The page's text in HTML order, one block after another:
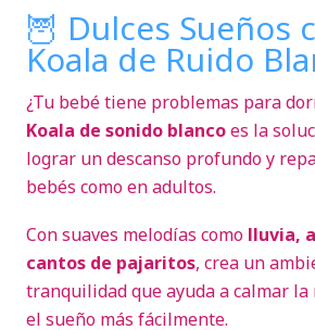
🦉 Dulces Sueños
Koala de Ruido
¿Tu bebé tiene problemas para
Koala de sonido blancoes la
lograr un descanso profundo y
bebés como en adultos.
Con suaves melodías como lluvia,
cantos de pajaritos, crea un
tranquilidad que ayuda a calmar
el sueño más fácilmente.